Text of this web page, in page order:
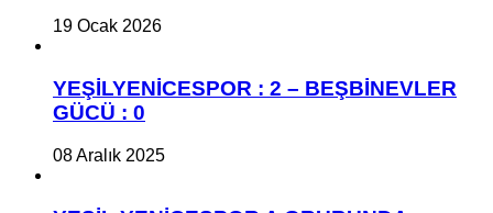
19 Ocak 2026
YEŞİLYENİCESPOR : 2 – BEŞBİNEVLER
GÜCÜ : 0
08 Aralık 2025